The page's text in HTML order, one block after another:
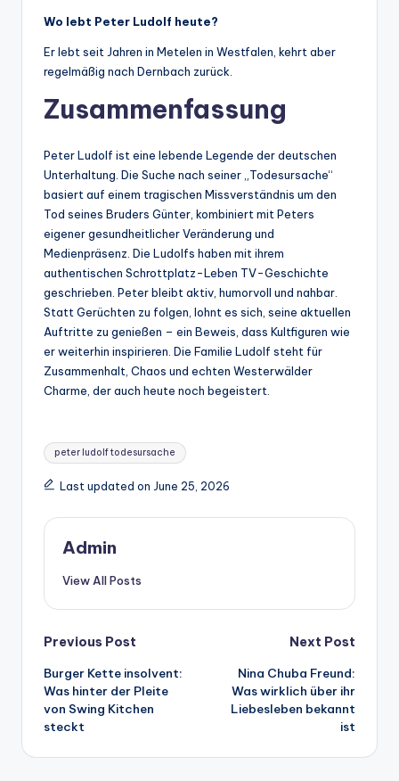
Wo lebt Peter Ludolf heute?
Er lebt seit Jahren in Metelen in Westfalen, kehrt aber
regelmäßig nach Dernbach zurück.
Zusammenfassung
Peter Ludolf ist eine lebende Legende der deutschen
Unterhaltung. Die Suche nach seiner „Todesursache“
basiert auf einem tragischen Missverständnis um den
Tod seines Bruders Günter, kombiniert mit Peters
eigener gesundheitlicher Veränderung und
Medienpräsenz. Die Ludolfs haben mit ihrem
authentischen Schrottplatz-Leben TV-Geschichte
geschrieben. Peter bleibt aktiv, humorvoll und nahbar.
Statt Gerüchten zu folgen, lohnt es sich, seine aktuellen
Auftritte zu genießen – ein Beweis, dass Kultfiguren wie
er weiterhin inspirieren. Die Familie Ludolf steht für
Zusammenhalt, Chaos und echten Westerwälder
Charme, der auch heute noch begeistert.
Tags:
peter ludolf todesursache
Last updated on June 25, 2026
Admin
View All Posts
Post
navigation
Previous Post
Burger Kette insolvent:
Was hinter der Pleite
von Swing Kitchen
steckt
Next Post
Nina Chuba Freund:
Was wirklich über ihr
Liebesleben bekannt
ist